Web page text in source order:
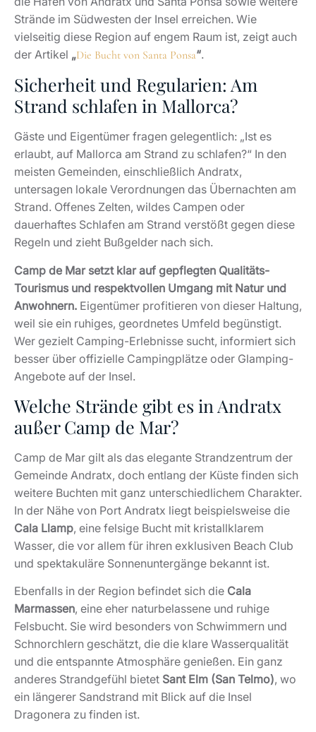
Tourismus und respektvollen Umgang mit Natur und
Anwohnern.Eigentümer profitieren von dieser Haltung,
weil sie ein ruhiges, geordnetes Umfeld begünstigt.
Wer gezielt Camping-Erlebnisse sucht, informiert sich
besser über offizielle Campingplätze oder Glamping-
Angebote auf der Insel.
Welche Strände gibt es in Andratx
außer Camp de Mar?
Camp de Mar gilt als das elegante Strandzentrum der
Gemeinde Andratx, doch entlang der Küste finden sich
weitere Buchten mit ganz unterschiedlichem Charakter.
In der Nähe von Port Andratx liegt beispielsweise die
Cala Llamp , eine felsige Bucht mit kristallklarem
Wasser, die vor allem für ihren exklusiven Beach Club
und spektakuläre Sonnenuntergänge bekannt ist.
Ebenfalls in der Region befindet sich dieCala
Marmassen , eine eher naturbelassene und ruhige
Felsbucht. Sie wird besonders von Schwimmern und
Schnorchlern geschätzt, die die klare Wasserqualität
und die entspannte Atmosphäre genießen. Ein ganz
anderes Strandgefühl bietetSant Elm (San Telmo), wo
ein längerer Sandstrand mit Blick auf die Insel
Dragonera zu finden ist.
Für Eigentümer einer Immobilie in Camp de Mar
eröffnet diese Vielfalt zahlreiche Möglichkeiten für
abwechslungsreiche Tagesausflüge entlang der Küste.
Wer zusätzlich andere Regionen der Insel entdecken
möchte, findet in Übersichten wie „Mallorcas Norden –
unberührte Idylle“ oder „Mallorcas Süden“weitere
spannende Perspektiven.
Camp de Mar als Investment:
Chancen im Luxussegment
Der Immobilienmarkt im Südwesten Mallorcas gilt seit
Jahren als besonders stabil, und Camp de Mar nimmt
innerhalb dieser Region eine interessante Position ein.
Das Angebot an Baugrundstücken ist begrenzt,
weshalb neue Projekte meist durch Nachverdichtung